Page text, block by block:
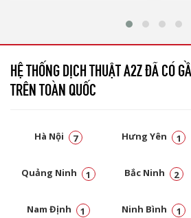
HỆ THỐNG DỊCH THUẬT A2Z ĐÃ CÓ
TRÊN TOÀN QUỐC
Hà Nội 7 Hưng Yên 1
Quảng Ninh 1 Bắc Ninh 2
Nam Định 1 Ninh Bình 1